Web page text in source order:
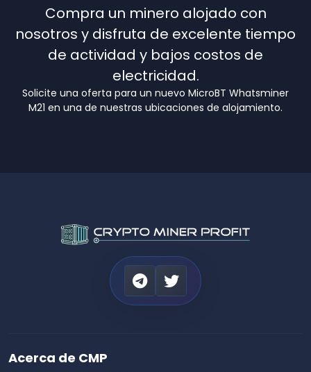
Compra un minero alojado con
nosotros y disfruta de excelente tiempo
de actividad y bajos costos de
electricidad.
Solicite una oferta para un nuevo MicroBT Whatsminer
M21 en una de nuestras ubicaciones de alojamiento.
Acerca de CMP